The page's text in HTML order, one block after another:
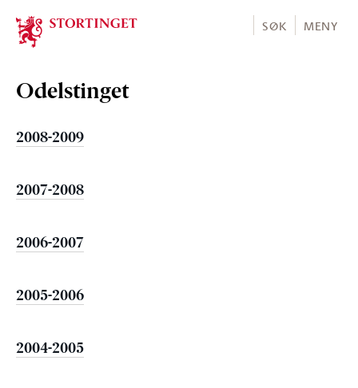
Stortinget.no
SØK MENY
Odelstinget
2008-2009
2007-2008
2006-2007
2005-2006
2004-2005